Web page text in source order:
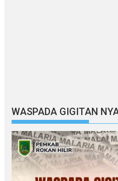
WASPADA GIGITAN